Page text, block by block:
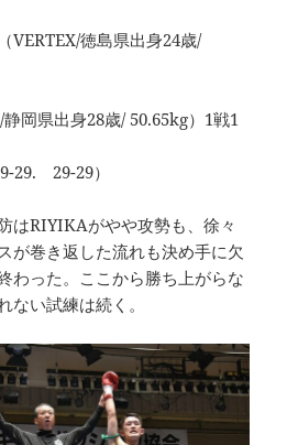
VERTEX/徳島県出身24歳/
岡県出身28歳/ 50.65kg）1戦1
29. 29-29）
はRIYIKAがやや攻勢も、徐々
が巻き返した流れも決め手に欠
わった。ここから勝ち上がらな
ない試練は続く。